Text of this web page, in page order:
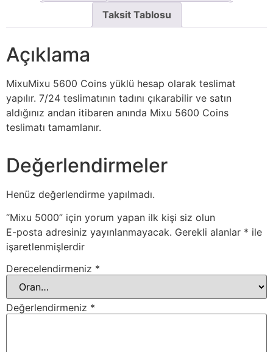
Taksit Tablosu
Açıklama
MixuMixu 5600 Coins yüklü hesap olarak teslimat
yapılır. 7/24 teslimatının tadını çıkarabilir ve satın
aldığınız andan itibaren anında Mixu 5600 Coins
teslimatı tamamlanır.
Değerlendirmeler
Henüz değerlendirme yapılmadı.
“Mixu 5000” için yorum yapan ilk kişi siz olun
E-posta adresiniz yayınlanmayacak. Gerekli alanlar * ile
işaretlenmişlerdir
Derecelendirmeniz *
Değerlendirmeniz *